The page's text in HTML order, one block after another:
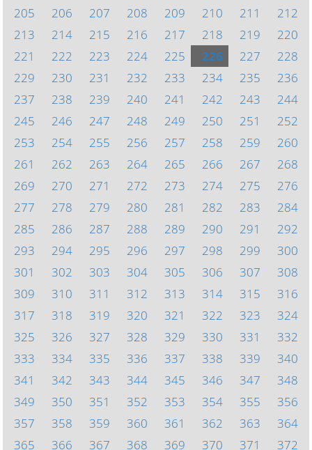
205
206 207 208 209 210 211
212
213
214 215 216 217 218 219
220
221
222 223 224 225 226 227
228
229
230 231 232 233 234 235
236
237
238 239 240 241 242 243
244
245
246 247 248 249 250 251
252
253
254 255 256 257 258 259
260
261
262 263 264 265 266 267
268
269
270 271 272 273 274 275
276
277
278 279 280 281 282 283
284
285
286 287 288 289 290 291
292
293
294 295 296 297 298 299
300
301
302 303 304 305 306 307
308
309
310 311 312 313 314 315
316
317
318 319 320 321 322 323
324
325
326 327 328 329 330 331
332
333
334 335 336 337 338 339
340
341
342 343 344 345 346 347
348
349
350 351 352 353 354 355
356
357
358 359 360 361 362 363
364
365
366 367 368 369 370 371 372